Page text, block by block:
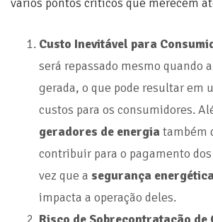
Custo Inevitável para
será repassado mesmo quando
gerada, o que pode resultar em
custos para os consumidores.
geradores de energiatambém
contribuir para o pagamento
vez que a segurança
impacta a operação deles.